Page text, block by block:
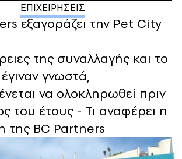
ΕΠΙΧΕΙΡΗΣΕΙΣ
εξαγοράζει την Pet City
της συναλλαγής και το
γνωστά,
να ολoκληρωθεί πριν
του έτους - Τι αναφέρει η
της BC Partners